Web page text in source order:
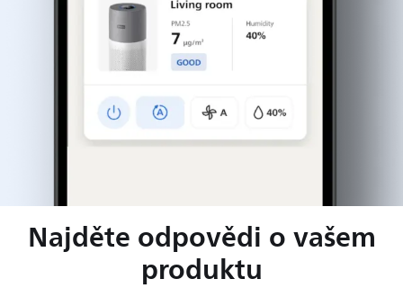
Najděte odpovědi o vašem
produktu